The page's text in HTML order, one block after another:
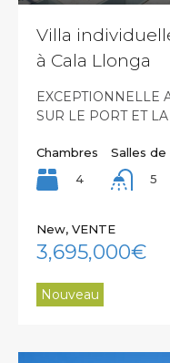
Villa
à Cala Llonga
EXCEPTIONNELLE
SUR LE PORT ET
Chambres
4
Salles de
5
New, VENTE
3,695,000€
Nouveau